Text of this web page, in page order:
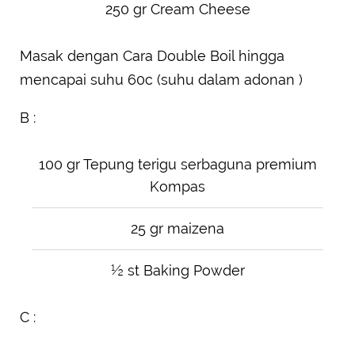
250 gr Cream Cheese
Masak dengan Cara Double Boil hingga
mencapai suhu 60c (suhu dalam adonan )
B :
100 gr Tepung terigu serbaguna premium
Kompas
25 gr maizena
½ st Baking Powder
C :